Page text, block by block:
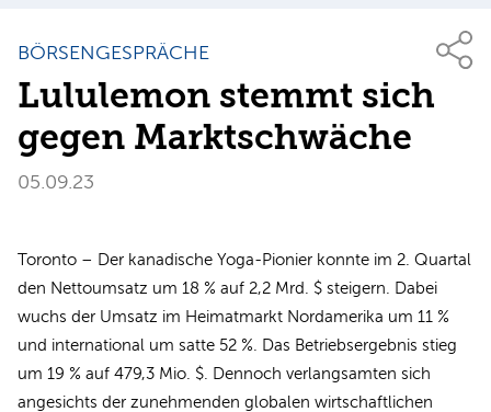
BÖRSENGESPRÄCHE
Lululemon stemmt sich
gegen Marktschwäche
05.09.23
Toronto – Der kanadische Yoga-Pionier konnte im 2. Quartal
den Nettoumsatz um 18 % auf 2,2 Mrd. $ steigern. Dabei
wuchs der Umsatz im Heimatmarkt Nordamerika um 11 %
und international um satte 52 %. Das Betriebsergebnis stieg
um 19 % auf 479,3 Mio. $. Dennoch verlangsamten sich
angesichts der zunehmenden globalen wirtschaftlichen